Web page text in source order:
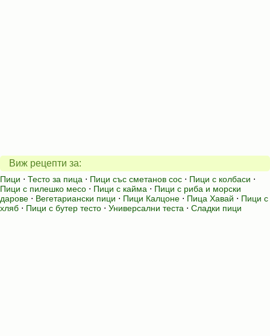
Виж рецепти за:
Пици ⋅ Тесто за пица ⋅ Пици със сметанов сос ⋅ Пици с колбаси ⋅
Пици с пилешко месо ⋅ Пици с кайма ⋅ Пици с риба и морски
дарове ⋅ Вегетариански пици ⋅ Пици Калцоне ⋅ Пица Хавай ⋅ Пици с
хляб ⋅ Пици с бутер тесто ⋅ Универсални теста ⋅ Сладки пици